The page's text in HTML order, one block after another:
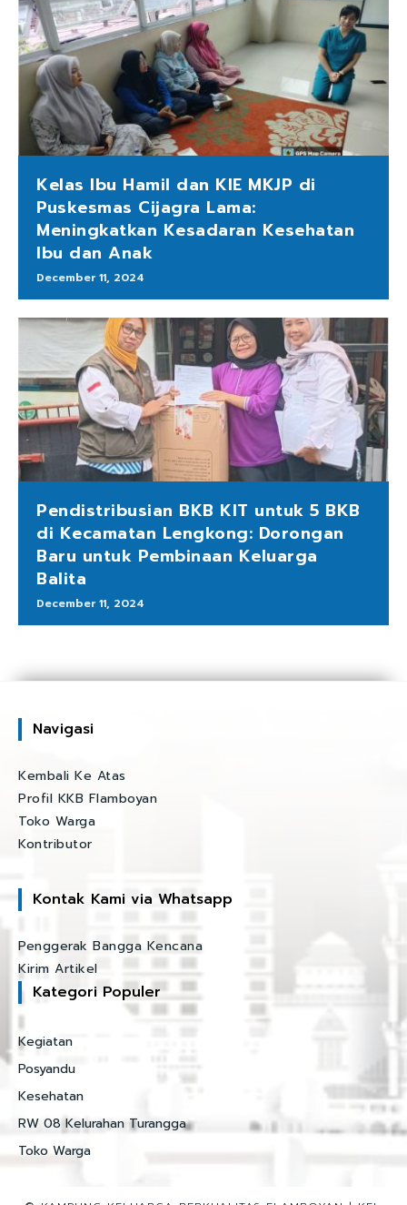
Kelas Ibu Hamil dan KIE MKJP di
Puskesmas Cijagra Lama:
Meningkatkan Kesadaran Kesehatan
Ibu dan Anak
December 11, 2024
Pendistribusian BKB KIT untuk 5 BKB
di Kecamatan Lengkong: Dorongan
Baru untuk Pembinaan Keluarga
Balita
December 11, 2024
Navigasi
Kembali Ke Atas
Profil KKB Flamboyan
Toko Warga
Kontributor
Kontak Kami via Whatsapp
Penggerak Bangga Kencana
Kirim Artikel
Kategori Populer
Kegiatan
Posyandu
Kesehatan
RW 08 Kelurahan Turangga
Toko Warga